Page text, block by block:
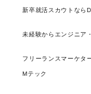
新卒就活スカウトなら
未経験からエンジニア
フリーランスマーケタ
Mテック